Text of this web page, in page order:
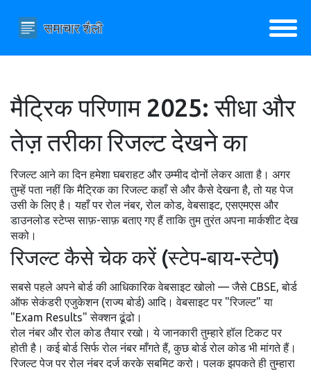
मैट्रिक परिणाम 2025: सीधा और
तेज़ तरीका रिजल्ट देखने का
रिजल्ट आने का दिन हमेशा घबराहट और उम्मीद दोनों लेकर आता है। अगर
तुम्हें पता नहीं कि मैट्रिक का रिजल्ट कहाँ से और कैसे देखना है, तो यह पेज
उसी के लिए है। यहाँ पर रोल नंबर, रोल कोड, वेबसाइट, एसएमएस और
डाउनलोड स्टेप्स साफ़-साफ़ बताए गए हैं ताकि तुम तुरंत अपना मार्कशीट देख
सको।
रिजल्ट कैसे चेक करें (स्टेप-बाय-स्टेप)
सबसे पहले अपने बोर्ड की आधिकारिक वेबसाइट खोलो — जैसे CBSE, बोर्ड
ऑफ सेकंडरी एजुकेशन (राज्य बोर्ड) आदि। वेबसाइट पर "रिजल्ट" या
"Exam Results" सेक्शन ढूंढो।
रोल नंबर और रोल कोड तैयार रखो। ये जानकारी तुम्हारे हॉल टिकट पर
होती है। कई बोर्ड सिर्फ रोल नंबर माँगते हैं, कुछ बोर्ड रोल कोड भी मांगते हैं।
रिजल्ट पेज पर रोल नंबर दर्ज करके सबमिट करो। पलक झपकते ही तुम्हारा